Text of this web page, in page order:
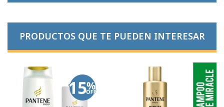
PRODUCTOS QUE TE PUEDEN INTERESAR